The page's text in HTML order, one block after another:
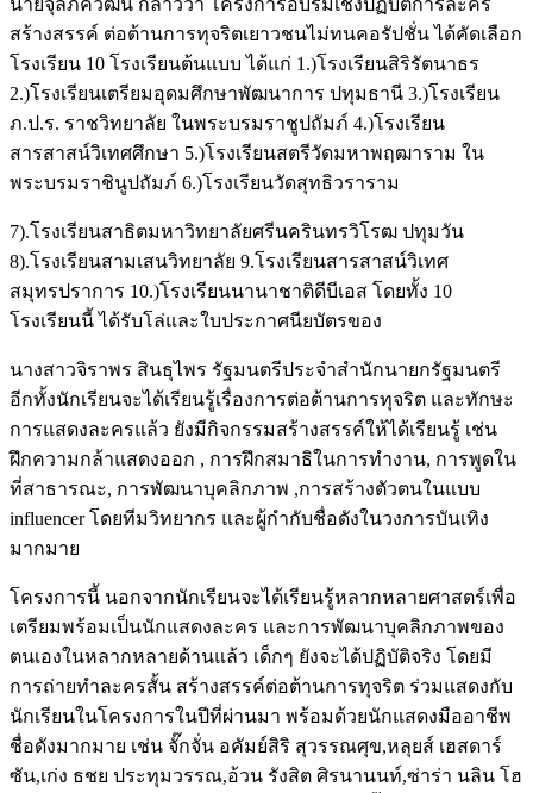
สร้างสรรค์ ต่อต้านการทุจริตเยาวชนไม่ทนคอรัปชั่น ได้คัดเลือก
โรงเรียน 10 โรงเรียนต้นแบบ ได้แก่ 1.)โรงเรียนสิริรัตนาธร
2.)โรงเรียนเตรียมอุดมศึกษาพัฒนาการ ปทุมธานี 3.)โรงเรียน
ภ.ป.ร. ราชวิทยาลัย ในพระบรมราชูปถัมภ์ 4.)โรงเรียน
สารสาสน์วิเทศศึกษา 5.)โรงเรียนสตรีวัดมหาพฤฒาราม ใน
พระบรมราชินูปถัมภ์ 6.)โรงเรียนวัดสุทธิวราราม
7).โรงเรียนสาธิตมหาวิทยาลัยศรีนครินทรวิโรฒ ปทุมวัน
8).โรงเรียนสามเสนวิทยาลัย 9.โรงเรียนสารสาสน์วิเทศ
สมุทรปราการ 10.)โรงเรียนนานาชาติดีบีเอส โดยทั้ง 10
โรงเรียนนี้ ได้รับโล่และใบประกาศนียบัตรของ
นางสาวจิราพร สินธุไพร รัฐมนตรีประจำสำนักนายกรัฐมนตรี
อีกทั้งนักเรียนจะได้เรียนรู้เรื่องการต่อต้านการทุจริต และทักษะ
การแสดงละครแล้ว ยังมีกิจกรรมสร้างสรรค์ให้ได้เรียนรู้ เช่น
ฝึกความกล้าแสดงออก , การฝึกสมาธิในการทำงาน, การพูดใน
ที่สาธารณะ, การพัฒนาบุคลิกภาพ ,การสร้างตัวตนในแบบ
influencer โดยทีมวิทยากร และผู้กำกับชื่อดังในวงการบันเทิง
มากมาย
โครงการนี้ นอกจากนักเรียนจะได้เรียนรู้หลากหลายศาสตร์เพื่อ
เตรียมพร้อมเป็นนักแสดงละคร และการพัฒนาบุคลิกภาพของ
ตนเองในหลากหลายด้านแล้ว เด็กๆ ยังจะได้ปฏิบัติจริง โดยมี
การถ่ายทำละครสั้น สร้างสรรค์ต่อต้านการทุจริต ร่วมแสดงกับ
นักเรียนในโครงการในปีที่ผ่านมา พร้อมด้วยนักแสดงมืออาชีพ
ชื่อดังมากมาย เช่น จั๊กจั่น อคัมย์สิริ สุวรรณศุข,หลุยส์ เฮสดาร์
ซัน,เก่ง ธชย ประทุมวรรณ,อ้วน รังสิต ศิรนานนท์,ซ่าร่า นลิน โฮ